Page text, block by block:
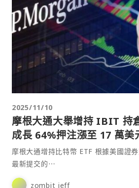
2025/11/10
摩根大通大舉增持 IBIT 持
成長 64%押注漲至 17 萬美
摩根大通增持比特幣 ETF 根據美國證券交易委員會（SEC）
最新提交的⋯
zombit jeff